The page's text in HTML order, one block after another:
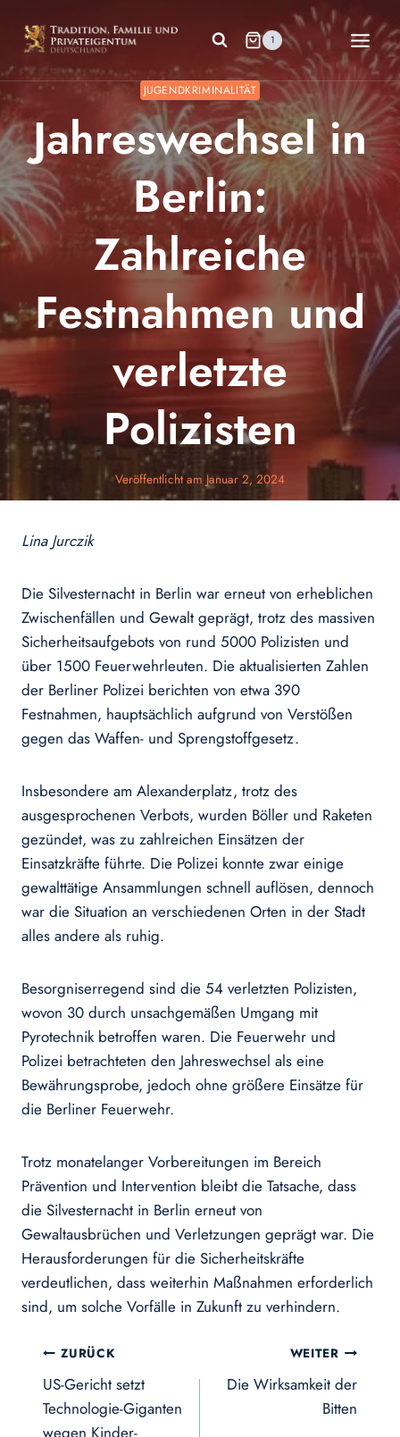
Inhalt
springen
1
JUGENDKRIMINALITÄT
Jahreswechsel in
Berlin:
Zahlreiche
Festnahmen und
verletzte
Polizisten
Veröffentlicht am Januar 2, 2024
Lina Jurczik
Die Silvesternacht in Berlin war erneut von erheblichen
Zwischenfällen und Gewalt geprägt, trotz des massiven
Sicherheitsaufgebots von rund 5000 Polizisten und
über 1500 Feuerwehrleuten. Die aktualisierten Zahlen
der Berliner Polizei berichten von etwa 390
Festnahmen, hauptsächlich aufgrund von Verstößen
gegen das Waffen- und Sprengstoffgesetz.
Insbesondere am Alexanderplatz, trotz des
ausgesprochenen Verbots, wurden Böller und Raketen
gezündet, was zu zahlreichen Einsätzen der
Einsatzkräfte führte. Die Polizei konnte zwar einige
gewalttätige Ansammlungen schnell auflösen, dennoch
war die Situation an verschiedenen Orten in der Stadt
alles andere als ruhig.
Besorgniserregend sind die 54 verletzten Polizisten,
wovon 30 durch unsachgemäßen Umgang mit
Pyrotechnik betroffen waren. Die Feuerwehr und
Polizei betrachteten den Jahreswechsel als eine
Bewährungsprobe, jedoch ohne größere Einsätze für
die Berliner Feuerwehr.
Trotz monatelanger Vorbereitungen im Bereich
Prävention und Intervention bleibt die Tatsache, dass
die Silvesternacht in Berlin erneut von
Gewaltausbrüchen und Verletzungen geprägt war. Die
Herausforderungen für die Sicherheitskräfte
verdeutlichen, dass weiterhin Maßnahmen erforderlich
sind, um solche Vorfälle in Zukunft zu verhindern.
Beitragsnavigation
ZURÜCK
US-Gericht setzt
Technologie-Giganten
wegen Kinder-
WEITER
Die Wirksamkeit der
Bitten